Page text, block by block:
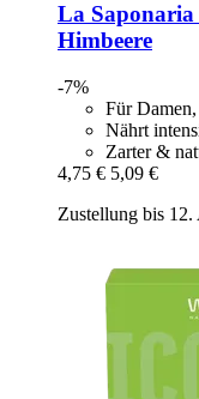
La Saponaria
Himbeere
-7%
Für
Nährt
Zarter &
4,75 € 5,09 €
Zustellung bis 12.